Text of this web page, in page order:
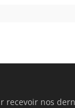
recevoir nos